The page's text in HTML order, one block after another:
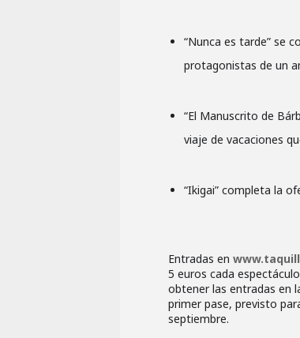
“Nunca es tarde” se
protagonistas de un
“El Manuscrito de
viaje de vacaciones
“Ikigai” completa la
Entradas en
5 euros cada
obtener las entradas en
primer pase, previsto
septiembre.